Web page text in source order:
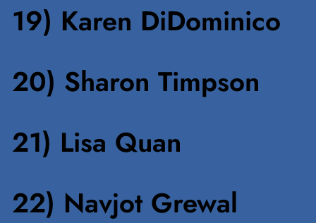
19) Karen DiDominico
20) Sharon Timpson
21) Lisa Quan
22) Navjot Grewal